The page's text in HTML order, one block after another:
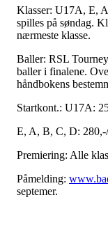
Klasser: U17A, E,
spilles på søndag.
nærmeste klasse.
Baller: RSL
baller i finalene.
håndbokens
Startkont.: U17A:
E, A, B, C, D:
Premiering: Alle
Påmelding:
septemer.